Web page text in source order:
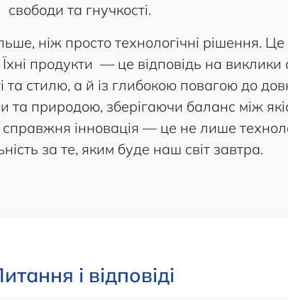
свободи та гнучкості.
ніж просто технологічні рішення.
продукти — це відповідь на виклики
стилю, а й із глибокою повагою до
та природою, зберігаючи баланс між
інновація — це не лише
за те, яким буде наш світ завтра.
і відповіді